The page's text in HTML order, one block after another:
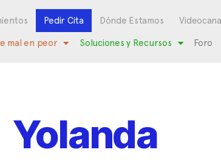
Pedir Cita Dónde Estamos
mal en peor Soluciones y Recursos Foro
Yolanda